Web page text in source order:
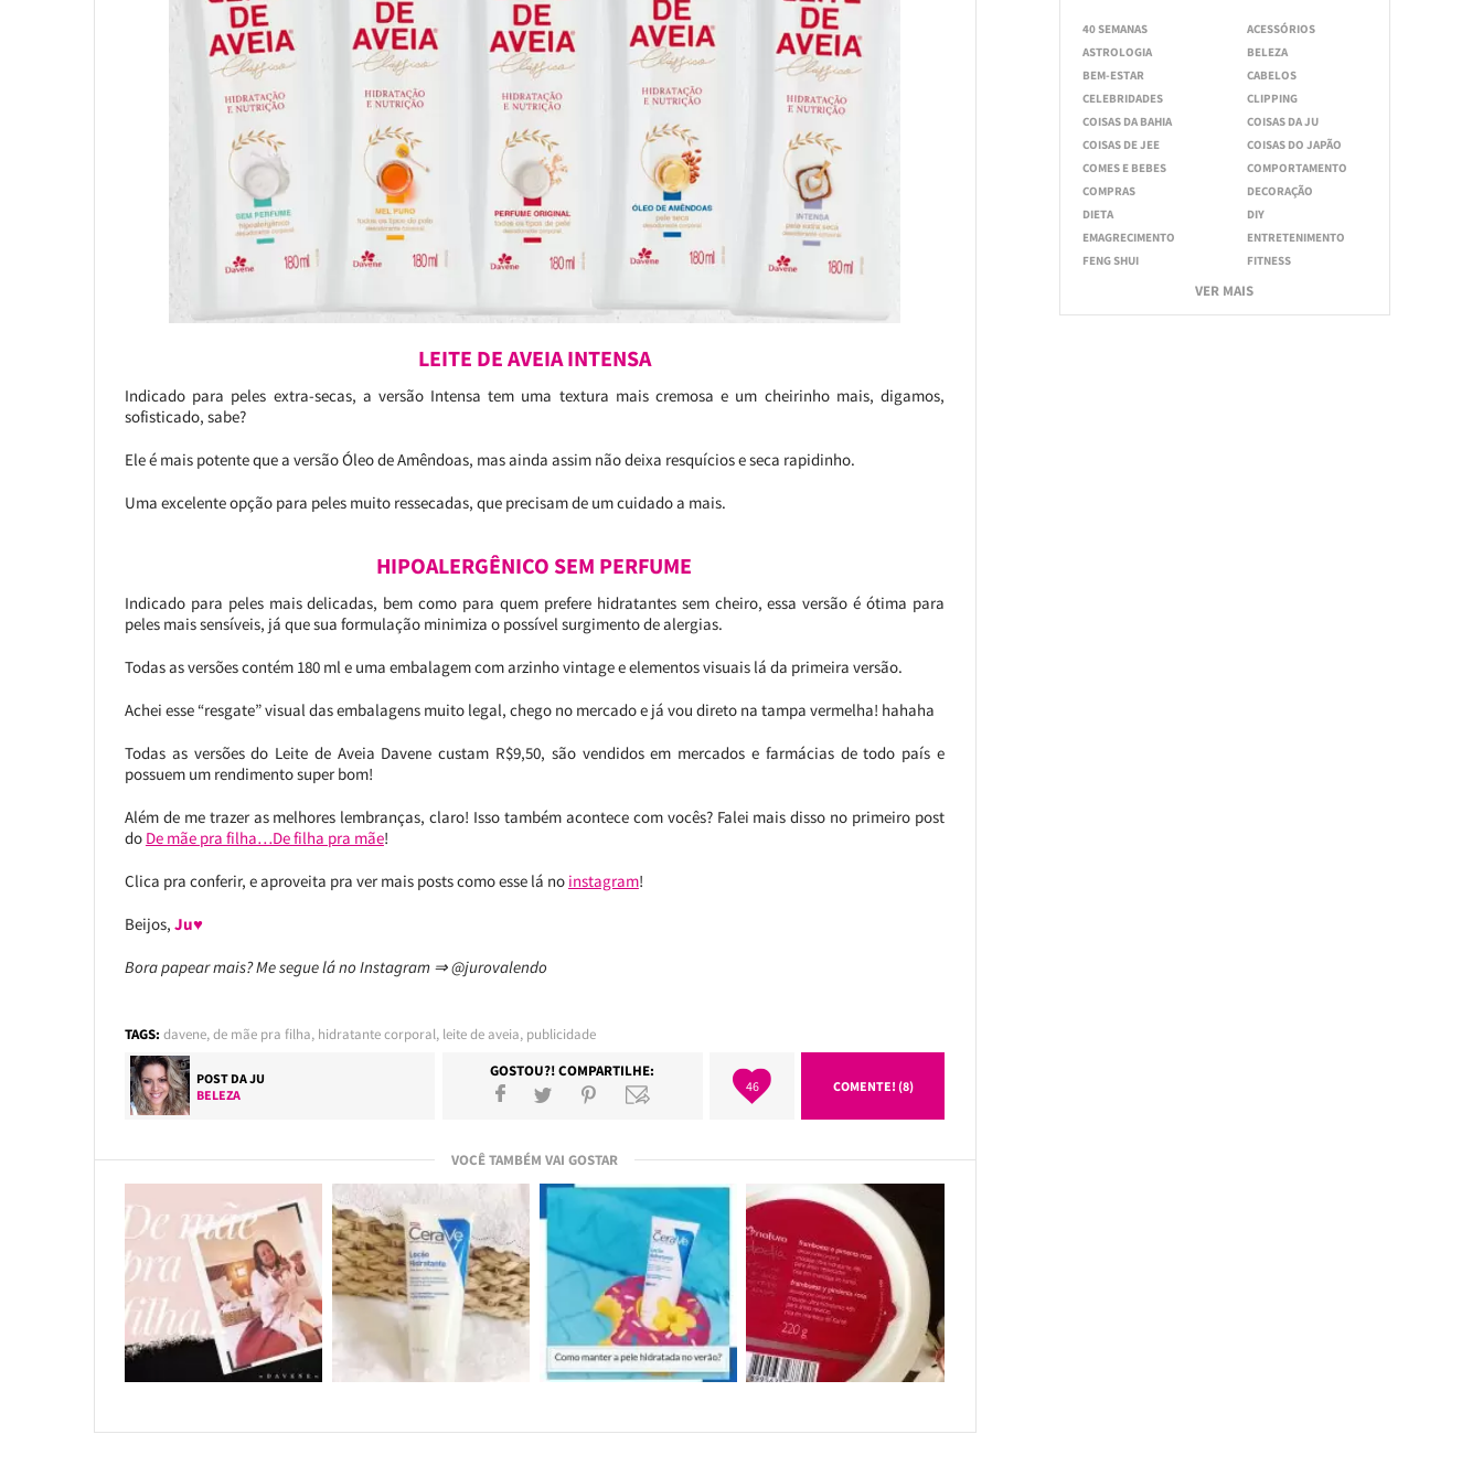
LEITE DE AVEIA INTENSA
Indicado para peles extra-secas, a versão Intensa tem uma textura mais cremosa e um cheirinho mais, digamos,
sofisticado, sabe?
Ele é mais potente que a versão Óleo de Amêndoas, mas ainda assim não deixa resquícios e seca rapidinho.
Uma excelente opção para peles muito ressecadas, que precisam de um cuidado a mais.
HIPOALERGÊNICO SEM PERFUME
Indicado para peles mais delicadas, bem como para quem prefere hidratantes sem cheiro, essa versão é ótima para
peles mais sensíveis, já que sua formulação minimiza o possível surgimento de alergias.
Todas as versões contém 180 ml e uma embalagem com arzinho vintage e elementos visuais lá da primeira versão.
Achei esse “resgate” visual das embalagens muito legal, chego no mercado e já vou direto na tampa vermelha! hahaha
Todas as versões do Leite de Aveia Davene custam R$9,50, são vendidos em mercados e farmácias de todo país e
possuem um rendimento super bom!
Além de me trazer as melhores lembranças, claro! Isso também acontece com vocês? Falei mais disso no primeiro post
do De mãe pra filha…De filha pra mãe!
Clica pra conferir, e aproveita pra ver mais posts como esse lá no instagram!
Beijos, Ju♥
Bora papear mais? Me segue lá no Instagram ⇒ @jurovalendo
TAGS: davene,de mãe pra filha, hidratante corporal, leite de aveia, publicidade
POST DAJU
BELEZA
GOSTOU?! COMPARTILHE:
46 COMENTE! (8)
VOCÊ TAMBÉM VAI GOSTAR
40 SEMANAS
ACESSÓRIOS
ASTROLOGIA
BELEZA
BEM-ESTAR
CABELOS
CELEBRIDADES
CLIPPING
COISAS DA BAHIA
COISAS DA JU
COISAS DE JEE
COISAS DO JAPÃO
COMES E BEBES
COMPORTAMENTO
COMPRAS
DECORAÇÃO
DIETA
DIY
EMAGRECIMENTO
ENTRETENIMENTO
FENG SHUI
FITNESS
VER MAIS